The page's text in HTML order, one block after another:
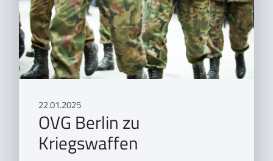
22.01.2025
OVG Berlin zu
Kriegswaffen